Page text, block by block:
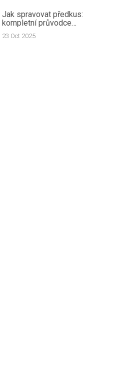
Jak spravovat předkus:
kompletní průvodce
léčbou a péčí
23 Oct 2025